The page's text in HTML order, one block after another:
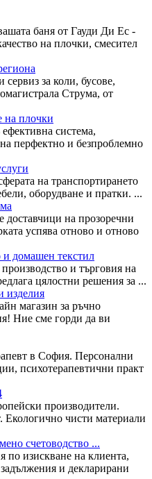
баня от Гауди Ди Ес -
на плочки, смесител
за коли, бусове,
Струма, от
на плочки
система,
перфектно и безпроблемно
на транспортирането
оборудване и пратки. ...
доставчици на прозоречни
успява отново и отново
домашен текстил
и търговия на
цялостни решения за ...
изделия
магазин за ръчно
Ние сме горди да ви
в София. Персонални
психотерапевтични практ
производители.
Екологично чисти материали
счетоводство ...
по изискване на клиента,
и декларирани